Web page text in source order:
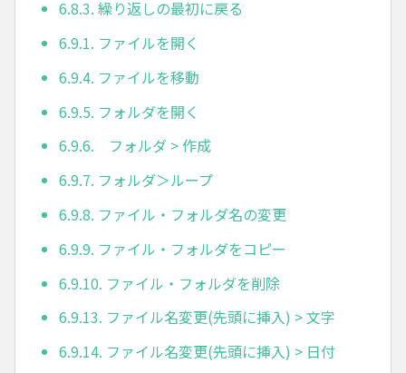
6.8.3. 繰り返しの最初に戻る
6.9.1. ファイルを開く
6.9.4. ファイルを移動
6.9.5. フォルダを開く
6.9.6. フォルダ > 作成
6.9.7. フォルダ＞ループ
6.9.8. ファイル・フォルダ名の変更
6.9.9. ファイル・フォルダをコピー
6.9.10. ファイル・フォルダを削除
6.9.13. ファイル名変更(先頭に挿入) > 文字
6.9.14. ファイル名変更(先頭に挿入) > 日付